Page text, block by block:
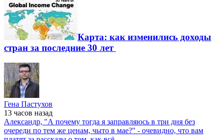
Карта: как изменились доходы
стран за последние 30 лет
Гена Пастухов
13 часов назад
Александр, "А почему тогда я заправляюсь в три дня без
очереди по тем же ценам, чыто в мае?" - очевидно, что вам